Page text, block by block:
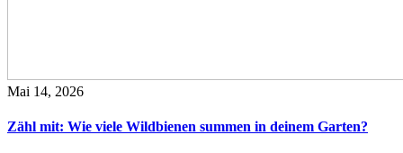
Mai 14, 2026
Zähl mit: Wie viele Wildbienen summen in deinem Garten?